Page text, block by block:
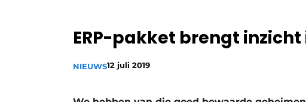
Privacy / Cookie statement
Video’s
ERP-pakket brengt
NIEUWS12 juli 2019